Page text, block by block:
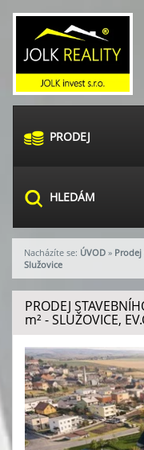
PRODEJ
HLEDÁM
Nacházíte se: ÚVOD » Prodej
Služovice
PRODEJ
m²- SLUŽOVICE,